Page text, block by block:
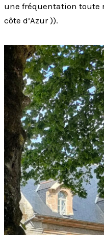
une fréquentation toute
côte d’Azur )).